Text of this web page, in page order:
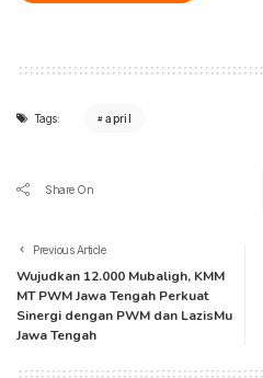
Tags: april
Share On
Previous Article
Wujudkan 12.000 Mubaligh, KMM
MT PWM Jawa Tengah Perkuat
Sinergi dengan PWM dan LazisMu
Jawa Tengah